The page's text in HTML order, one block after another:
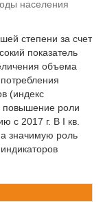
населения
степени за счет
показатель
объема
(индекс
повышение роли
с 2017 г. В I кв.
значимую роль